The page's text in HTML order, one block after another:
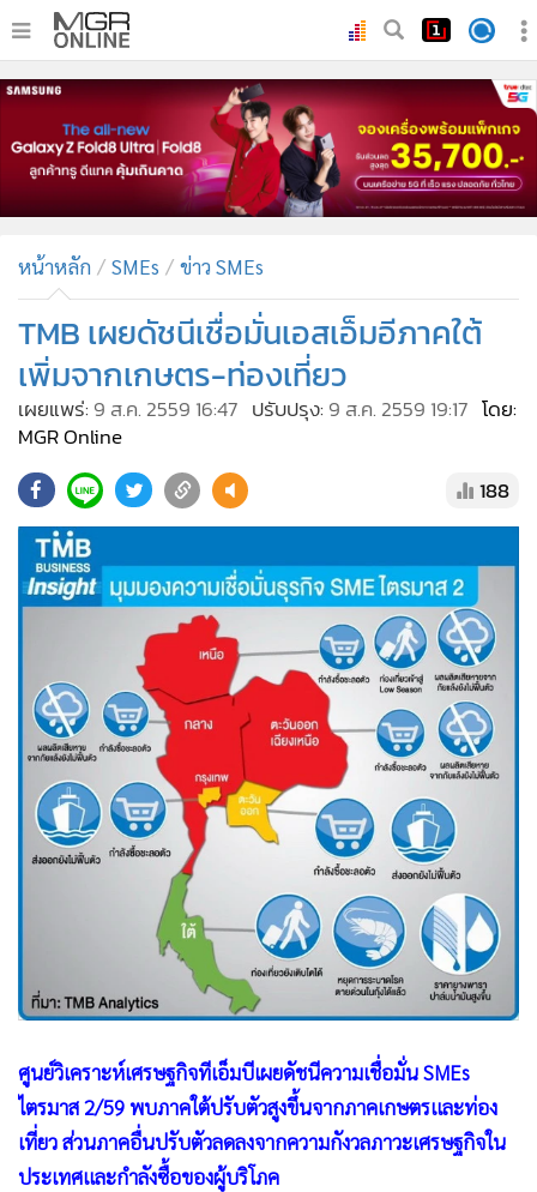
• หน้าหลัก
ทันเหตุการณ์
ภาคใต้
• ภูมิภาค
• บันเทิง
ผู้จัดการรายวัน
• คอลัมนิสต์
• ละคร
• CbizReview
• ผู้จัดกวน
• Good health & Well-being
Green Innovation & SD
• Management & HR
Infographic
การเมือง
ท่องเที่ยว
กีฬา
ต่างประเทศ
Special Scoop
• อาชญากรรม
Motoring
•
• วิทยาศาสตร์
• SMEs
หน้าหลัก SMEs ข่าว SMEs
TMB เผยดัชนีเชื่อมั่นเอสเอ็มอีภาคใต้
เพิ่มจากเกษตร-ท่องเที่ยว
เผยแพร่: 9 ส.ค. 2559 16:47 ปรับปรุง: 9 ส.ค. 2559 19:17 โดย:
MGR Online
188
ศูนย์วิเคราะห์เศรษฐกิจทีเอ็มบีเผยดัชนีความเชื่อมั่น SMEs
ไตรมาส 2/59 พบภาคใต้ปรับตัวสูงขึ้นจากภาคเกษตรและท่อง
เที่ยว ส่วนภาคอื่นปรับตัวลดลงจากความกังวลภาวะเศรษฐกิจใน
ประเทศและกำลังซื้อของผู้บริโภค